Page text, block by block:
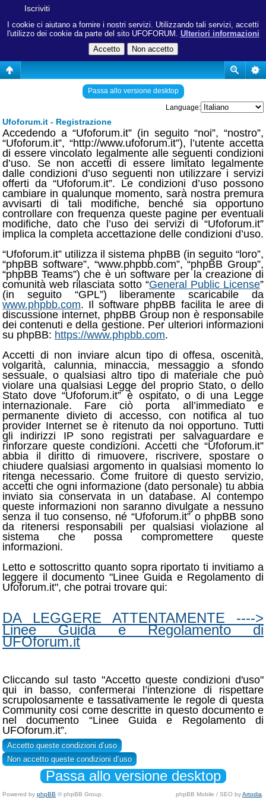
I cookie ci aiutano a fornire i nostri servizi. Utilizzando tali servizi, accetti
l'utilizzo dei cookie da parte del sito UFOFORUM. Ulteriori informazioni
Iscriviti
Passa allo versione desktop
Language:
Ufoforum.it - Registrazione
Accedendo a “Ufoforum.it” (in seguito “noi”, “nostro”,
“Ufoforum.it”, “http://www.ufoforum.it”), l’utente accetta
di essere vincolato legalmente alle seguenti condizioni
d’uso. Se non accetti di essere limitato legalmente
dalle condizioni d’uso seguenti non utilizzare i servizi
offerti da “Ufoforum.it”. Le condizioni d’uso possono
cambiare in qualunque momento, sarà nostra premura
avvisarti di tali modifiche, benché sia opportuno
controllare con frequenza queste pagine per eventuali
modifiche, dato che l’uso dei servizi di “Ufoforum.it”
implica la completa accettazione delle condizioni d’uso.
“Ufoforum.it” utilizza il sistema phpBB (in seguito “loro”,
“phpBB software”, “www.phpbb.com”, “phpBB Group”,
“phpBB Teams”) che è un software per la creazione di
comunità web rilasciata sotto “General Public License”
(in seguito “GPL”) liberamente scaricabile da
www.phpbb.com. Il software phpBB facilita le aree di
discussione internet, phpBB Group non è responsabile
dei contenuti e della gestione. Per ulteriori informazioni
su phpBB: https://www.phpbb.com.
Accetti di non inviare alcun tipo di offesa, oscenità,
volgarità, calunnia, minaccia, messaggio a sfondo
sessuale, o qualsiasi altro tipo di materiale che può
violare una qualsiasi Legge del proprio Stato, o dello
Stato dove “Ufoforum.it” è ospitato, o di una Legge
internazionale. Fare ciò porta all’immediato e
permanente divieto di accesso, con notifica al tuo
provider Internet se è ritenuto da noi opportuno. Tutti
gli indirizzi IP sono registrati per salvaguardare e
rinforzare queste condizioni. Accetti che “Ufoforum.it”
abbia il diritto di rimuovere, riscrivere, spostare o
chiudere qualsiasi argomento in qualsiasi momento lo
ritenga necessario. Come fruitore di questo servizio,
accetti che ogni informazione (dato personale) tu abbia
inviato sia conservata in un database. Al contempo
queste informazioni non saranno divulgate a nessuno
senza il tuo consenso, né “Ufoforum.it” o phpBB sono
da ritenersi responsabili per qualsiasi violazione al
sistema che possa compromettere queste
informazioni.
Letto e sottoscritto quanto sopra riportato ti invitiamo a
leggere il documento "Linee Guida e Regolamento di
Ufoforum.it", che potrai trovare qui:
DA LEGGERE ATTENTAMENTE ---->
Linee Guida e Regolamento di
UFOforum.it
Cliccando sul tasto "Accetto queste condizioni d'uso"
qui in basso, confermerai l’intenzione di rispettare
scrupolosamente e tassativamente le regole di questa
Community cosi come descritte in questo documento e
nel documento “Linee Guida e Regolamento di
UFOforum.it”.
Passa allo versione desktop
Powered by phpBB © phpBB Group. phpBB Mobile / SEO byArtodia